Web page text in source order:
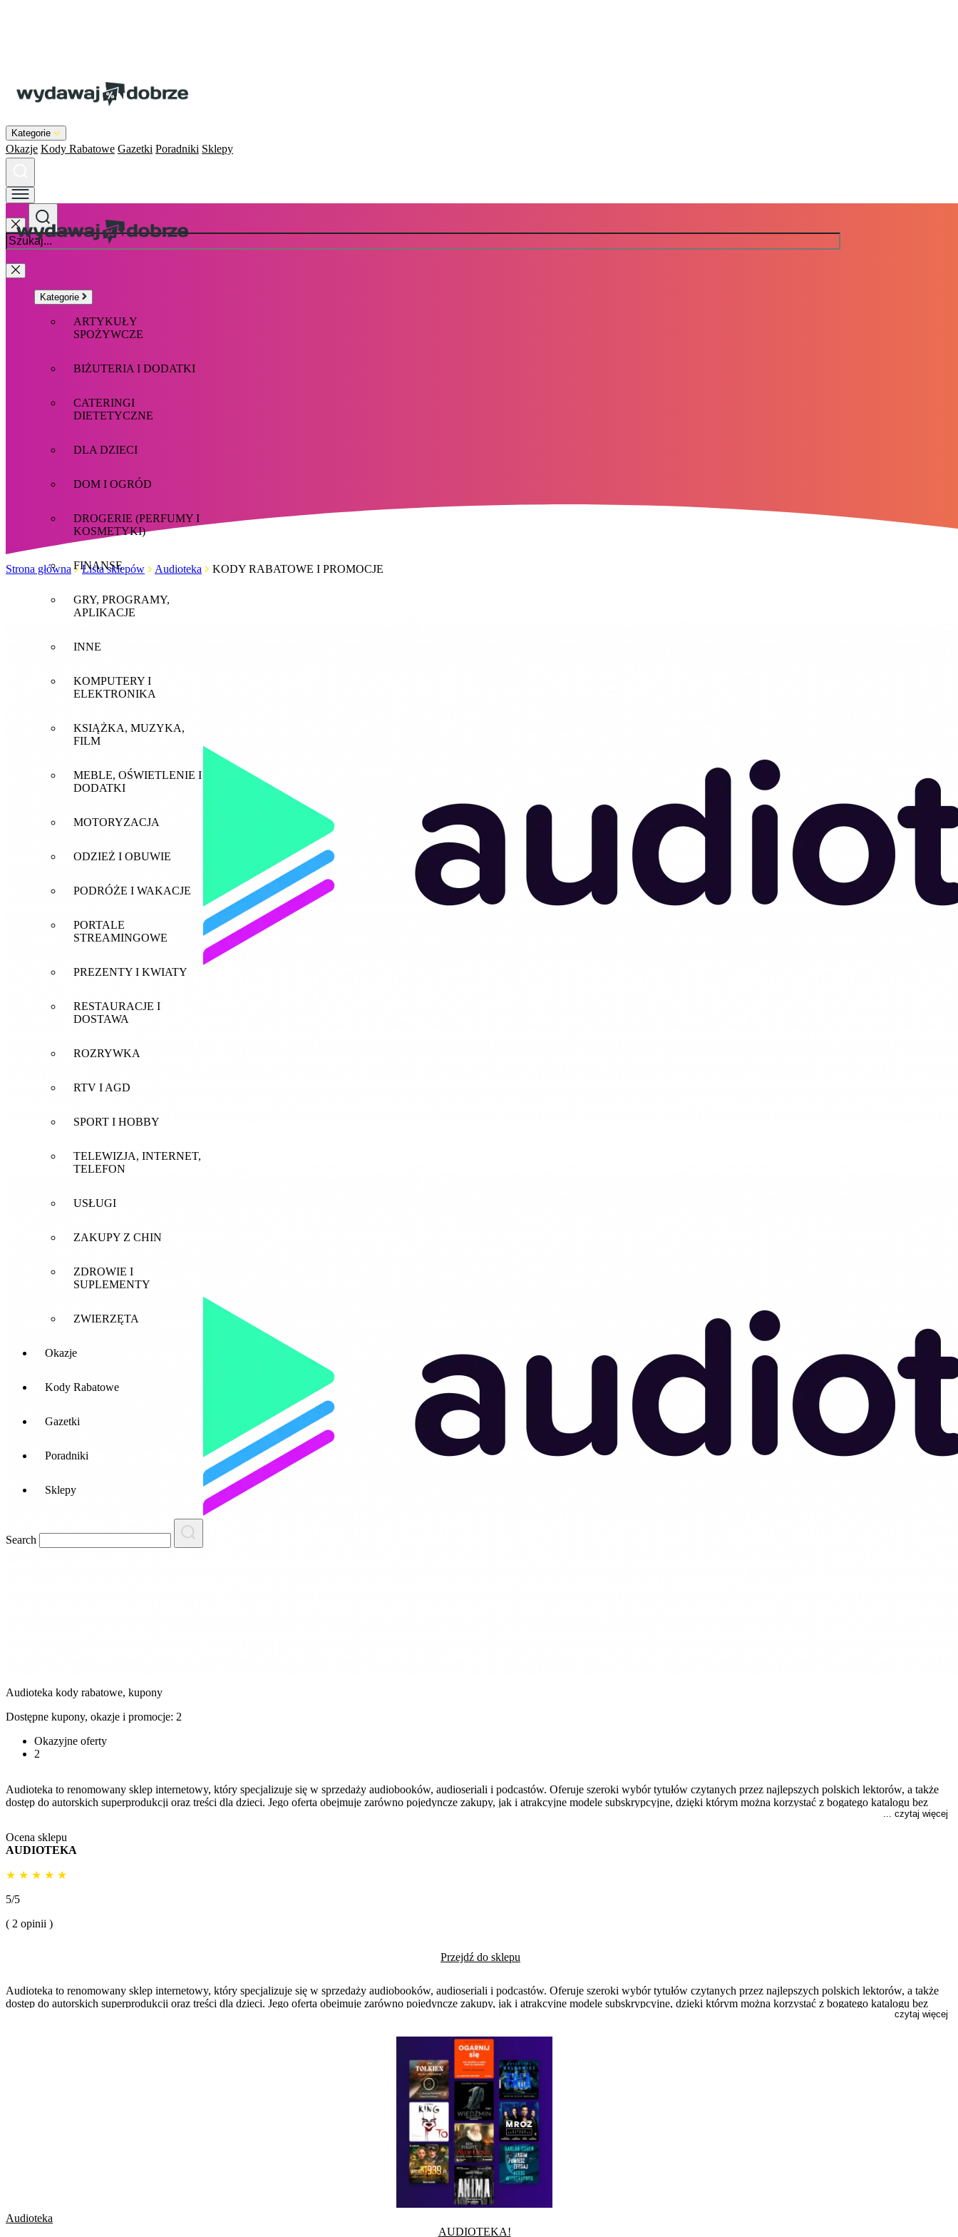
Kategorie
Okazje Kody Rabatowe Gazetki Poradniki Sklepy
Kategorie
ARTYKUŁY
SPOŻYWCZE
BIŻUTERIA I DODATKI
CATERINGI
DIETETYCZNE
DLA DZIECI
DOM I OGRÓD
DROGERIE (PERFUMY I
KOSMETYKI)
FINANSE
GRY, PROGRAMY,
APLIKACJE
INNE
KOMPUTERY I
ELEKTRONIKA
KSIĄŻKA, MUZYKA,
FILM
MEBLE, OŚWIETLENIE I
DODATKI
MOTORYZACJA
ODZIEŻ I OBUWIE
PODRÓŻE I WAKACJE
PORTALE
STREAMINGOWE
PREZENTY I KWIATY
RESTAURACJE I
DOSTAWA
ROZRYWKA
RTV I AGD
SPORT I HOBBY
TELEWIZJA, INTERNET,
TELEFON
USŁUGI
ZAKUPY Z CHIN
ZDROWIE I
SUPLEMENTY
ZWIERZĘTA
Okazje
Kody Rabatowe
Gazetki
Poradniki
Sklepy
Search
Strona główna Lista sklepów Audioteka KODY RABATOWE I PROMOCJE
Audioteka kody rabatowe, kupony
Dostępne kupony, okazje i promocje: 2
Okazyjne oferty
2
Audioteka to renomowany sklep internetowy, który specjalizuje się w sprzedaży audiobooków, audioseriali i podcastów. Oferuje szeroki wybór tytułów czytanych przez najlepszych polskich lektorów, a także
dostęp do autorskich superprodukcji oraz treści dla dzieci. Jego oferta obejmuje zarówno pojedyncze zakupy, jak i atrakcyjne modele subskrypcyjne, dzięki którym można korzystać z bogatego katalogu bez
... czytaj więcej
Ocena sklepu
AUDIOTEKA
★ ★ ★ ★ ★
5/5
( 2 opinii )
Przejdź do sklepu
Audioteka to renomowany sklep internetowy, który specjalizuje się w sprzedaży audiobooków, audioseriali i podcastów. Oferuje szeroki wybór tytułów czytanych przez najlepszych polskich lektorów, a także
dostęp do autorskich superprodukcji oraz treści dla dzieci. Jego oferta obejmuje zarówno pojedyncze zakupy, jak i atrakcyjne modele subskrypcyjne, dzięki którym można korzystać z bogatego katalogu bez
czytaj więcej
Audioteka
AUDIOTEKA!